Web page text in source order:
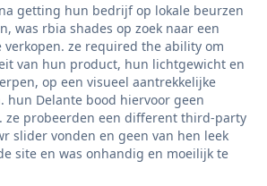
getting hun bedrijf op lokale beurzen
was rbia shades op zoek naar een
ze required the ability om
van hun product, hun lichtgewicht en
op een visueel aantrekkelijke
hun Delante bood hiervoor geen
ze probeerden een different third-party
slider vonden en geen van hen leek
site en was onhandig en moeilijk te